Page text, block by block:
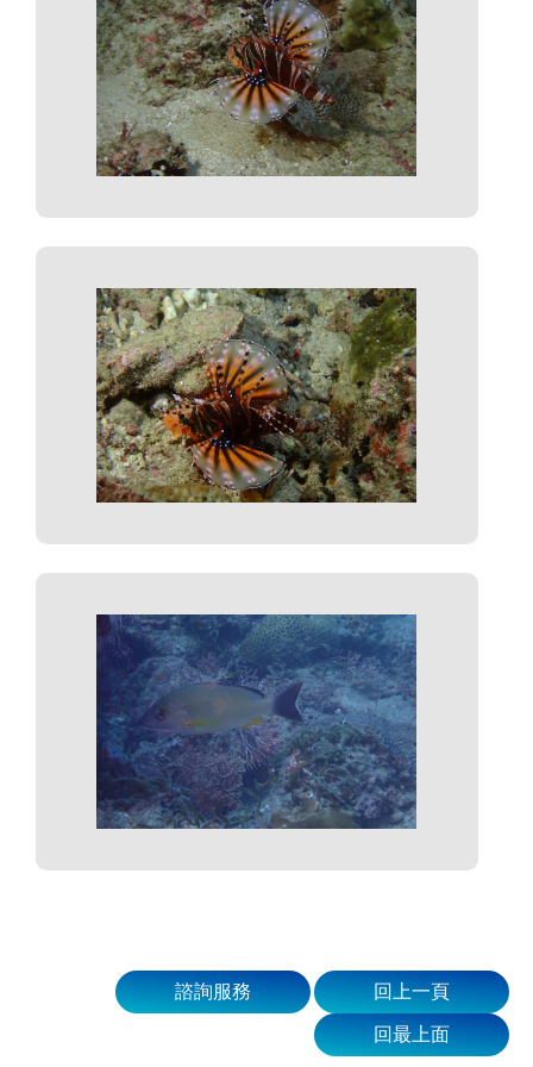
諮詢服務 回上一頁
回最上面